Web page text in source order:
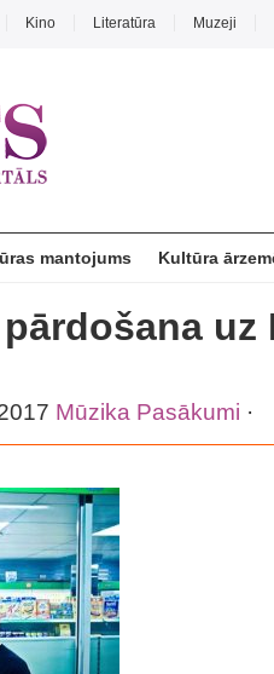
Kino Literatūra Muzeji
mantojums Kultūra
uz
Mūzika Pasākumi ·